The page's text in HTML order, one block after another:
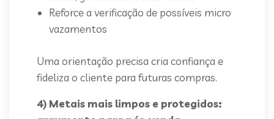
Reforce a verificação de possíveis micro
vazamentos
Uma orientação precisa cria confiança e
fideliza o cliente para futuras compras.
4) Metais mais limpos e protegidos: